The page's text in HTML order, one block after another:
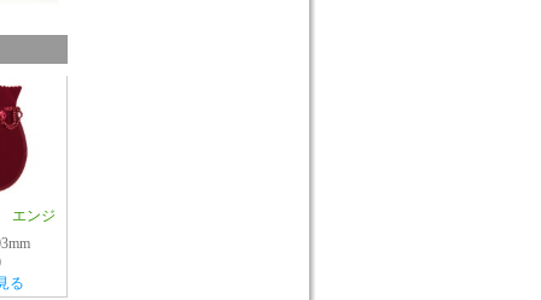
エンジ
る